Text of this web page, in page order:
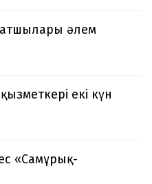
әлем
екі күн
«Самұрық-